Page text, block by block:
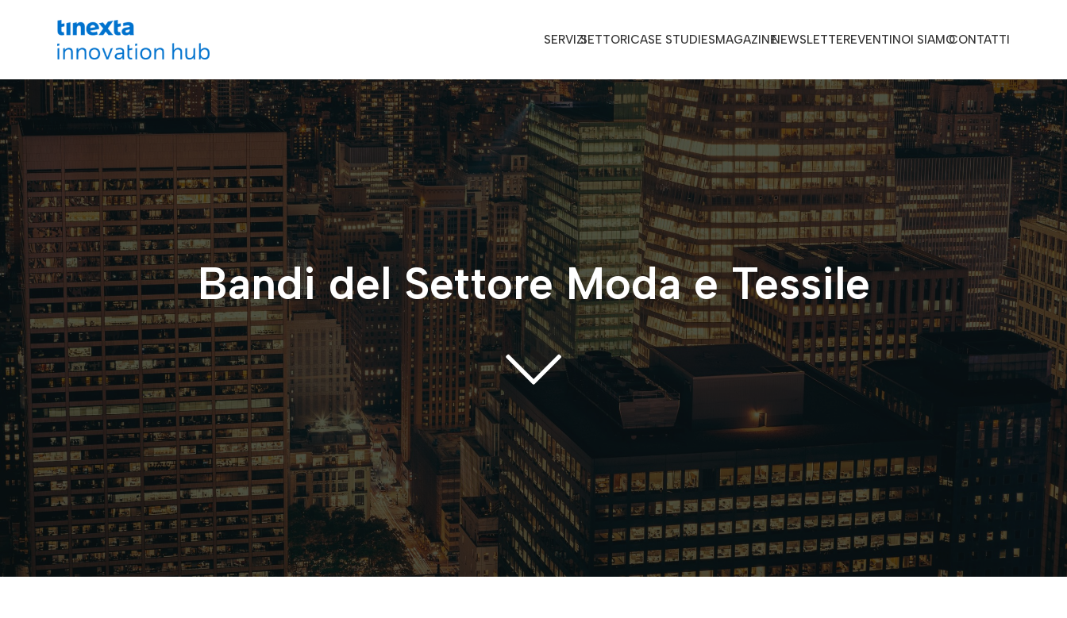
SERVIZISETTORICASE STUDIESMAGAZINENEWSLETTEREVENTINOI SIAMOCONTATTI
Bandi del Settore Moda e Tessile